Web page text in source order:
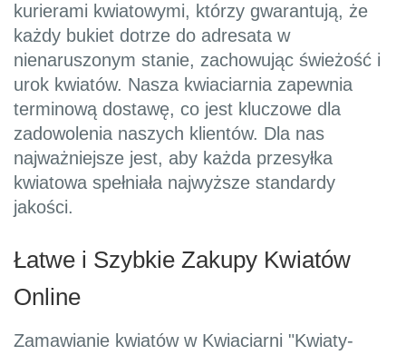
kurierami kwiatowymi, którzy gwarantują, że
każdy bukiet dotrze do adresata w
nienaruszonym stanie, zachowując świeżość i
urok kwiatów. Nasza kwiaciarnia zapewnia
terminową dostawę, co jest kluczowe dla
zadowolenia naszych klientów. Dla nas
najważniejsze jest, aby każda przesyłka
kwiatowa spełniała najwyższe standardy
jakości.
Łatwe i Szybkie Zakupy Kwiatów
Online
Zamawianie kwiatów w Kwiaciarni "Kwiaty-